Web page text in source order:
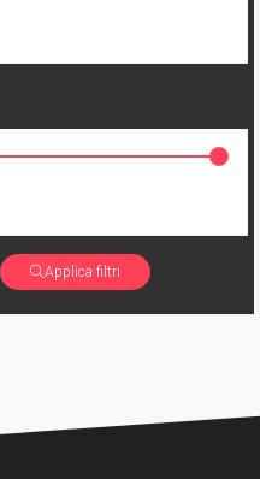
Applica filtri